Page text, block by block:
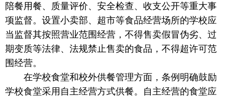
陪餐用餐、质量评价、安全检查、收支公开等重大事
项监督。设置小卖部、超市等食品经营场所的学校应
当监督其按照营业范围经营，不得售卖假冒伪劣、过
期变质等法律、法规禁止售卖的食品，不得超许可范
围经营。
在学校食堂和校外供餐管理方面，条例明确鼓励
学校食堂采用自主经营方式供餐。自主经营的食堂应